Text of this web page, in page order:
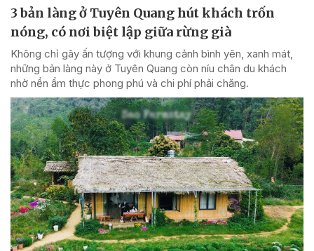
3 bản làng ở Tuyên Quang hút khách trốn
nóng, có nơi biệt lập giữa rừng già
Không chỉ gây ấn tượng với khung cảnh bình yên, xanh mát,
những bản làng này ở Tuyên Quang còn níu chân du khách
nhờ nền ẩm thực phong phú và chi phí phải chăng.